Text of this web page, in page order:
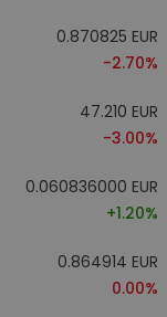
0.870825 EUR
-2.70%
47.210 EUR
-3.00%
0.060836000 EUR
+1.20%
0.864914 EUR
0.00%